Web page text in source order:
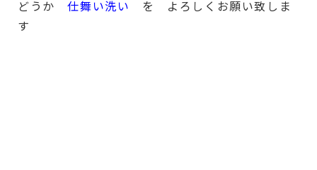
どうか仕舞い洗い を よろしくお願い致しま
す